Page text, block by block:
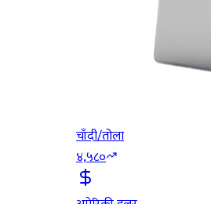
चाँदी/तोला
४,५८०